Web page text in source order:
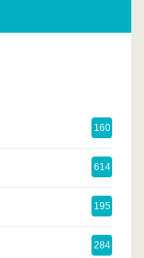
160
614
195
284